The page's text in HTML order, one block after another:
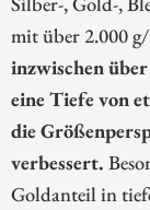
mit über 2.000
inzwischen
eine Tiefe von
die
verbessert.
Goldanteil in